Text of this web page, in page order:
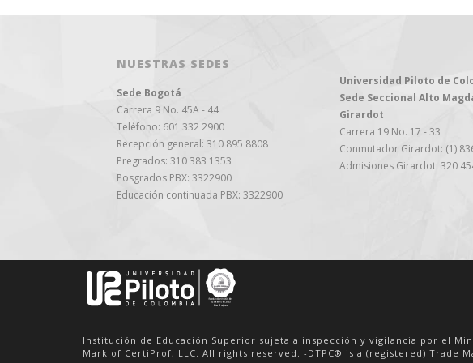
NUESTRAS SEDES
Sede Bogotá
Carrera 9 No. 45A - 44
Teléfono: 601 332 2900
Recepción general: 310 895 8808
Pregrados: 310 383 1353
Posgrados PBX: 3322900
Educación continuada PBX: 3322900
Universidad Piloto de
Sede Seccional Alto
Girardot
Carrera 19 No. 17 - 33
Conmutador Girardot: (1)
Admisiones Girardot: 320
Institución de Educación Superior sujeta a inspección y vigilancia por el
Mark of CertiProf, LLC. All rights reserved. -DTPC® is a (registered) Trade